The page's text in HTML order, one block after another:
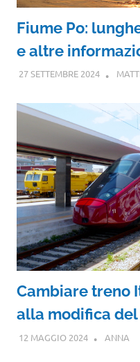
Fiume Po:
e altre
27 SETTEMBRE 2024
Cambiare treno
alla modifica
12 MAGGIO 2024 ANNA